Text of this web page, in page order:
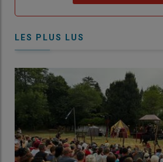
LES PLUS LUS